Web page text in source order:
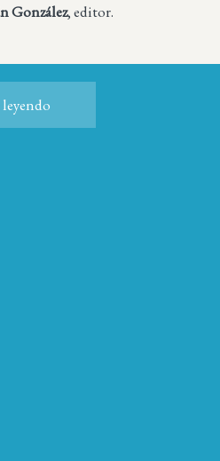
González, editor.